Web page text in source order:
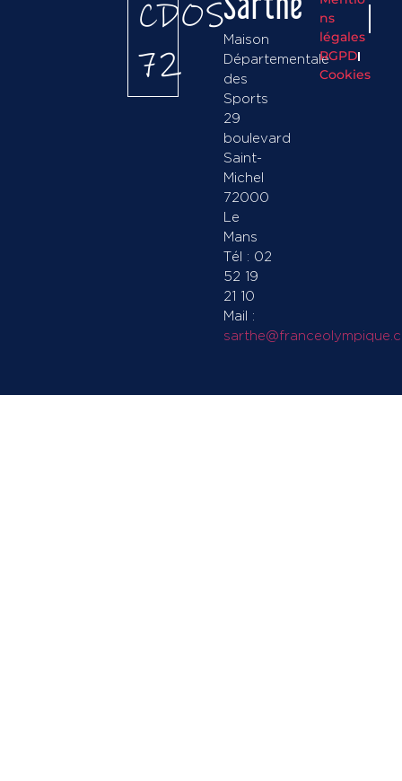
CDOS
72
Maison
Départementale
des
Sports
29
boulevard
Saint-
Michel
72000
Le
Mans
Tél : 02
52 19
21 10
Mail :
ns
légales
RGPD
Cookies